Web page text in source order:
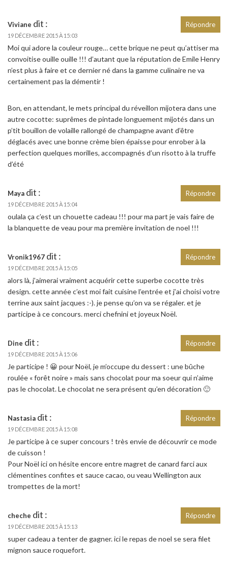
Viviane dit :
19 DÉCEMBRE 2015 À 15:03
Moi qui adore la couleur rouge… cette brique ne peut qu’attiser ma
convoitise ouille ouille !!! d’autant que la réputation de Emile Henry
n’est plus à faire et ce dernier né dans la gamme culinaire ne va
certainement pas la démentir !
Bon, en attendant, le mets principal du réveillon mijotera dans une
autre cocotte: suprêmes de pintade longuement mijotés dans un
p’tit bouillon de volaille rallongé de champagne avant d’être
déglacés avec une bonne crème bien épaisse pour enrober à la
perfection quelques morilles, accompagnés d’un risotto à la truffe
d’été
Répondre
Maya dit :
19 DÉCEMBRE 2015 À 15:04
oulala ça c’est un chouette cadeau !!! pour ma part je vais faire de
la blanquette de veau pour ma première invitation de noel !!!
Répondre
Vronik1967 dit :
19 DÉCEMBRE 2015 À 15:05
alors là, j’aimerai vraiment acquérir cette superbe cocotte très
design. cette année c’est moi fait cuisine l’entrée et j’ai choisi votre
terrine aux saint jacques :-). je pense qu’on va se régaler. et je
participe à ce concours. merci chefnini et joyeux Noël.
Répondre
Dine dit :
19 DÉCEMBRE 2015 À 15:06
Je participe ! 😀 pour Noël, je m’occupe du dessert : une bûche
roulée « forêt noire » mais sans chocolat pour ma soeur qui n’aime
pas le chocolat. Le chocolat ne sera présent qu’en décoration 🙂
Répondre
Nastasia dit :
19 DÉCEMBRE 2015 À 15:08
Je participe à ce super concours ! très envie de découvrir ce mode
de cuisson !
Pour Noël ici on hésite encore entre magret de canard farci aux
clémentines confites et sauce cacao, ou veau Wellington aux
trompettes de la mort!
Répondre
cheche dit :
19 DÉCEMBRE 2015 À 15:13
super cadeau a tenter de gagner. ici le repas de noel se sera filet
mignon sauce roquefort.
Répondre